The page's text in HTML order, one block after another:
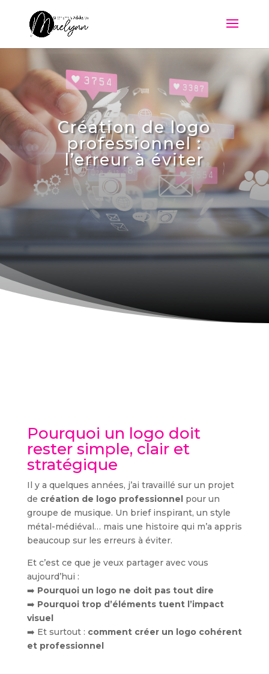
Création de logo
professionnel :
l’erreur à éviter
Pourquoi un logo doit
rester simple, clair et
stratégique
Il y a quelques années, j’ai travaillé sur un projet
de création de logo professionnelpour un
groupe de musique. Un brief inspirant, un style
métal-médiéval… mais une histoire qui m’a appris
beaucoup sur les erreurs à éviter.
Et c’est ce que je veux partager avec vous
aujourd’hui :
➡️ Pourquoi un logo ne doit pas tout dire
➡️ Pourquoi trop d’éléments tuent l’impact
visuel
➡️ Et surtout : comment créer un logo cohérent
et professionnel